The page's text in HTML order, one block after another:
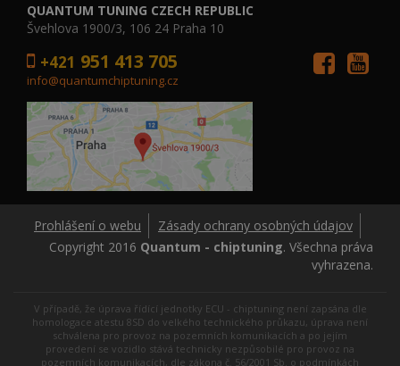
QUANTUM TUNING CZECH REPUBLIC
Švehlova 1900/3, 106 24 Praha 10
+421 951 413 705
info@quantumchiptuning.cz
Prohlášení o webu
Zásady ochrany osobných údajov
Copyright 2016 Quantum - chiptuning. Všechna práva
vyhrazena.
V případě, že úprava řídící jednotky ECU - chiptuning není zapsána dle
homologace atestu 8SD do velkého technického průkazu, úprava není
schválena pro provoz na pozemních komunikacích a po jejím
provedení se vozidlo stává technicky nezpůsobilé pro provoz na
pozemních komunikacích, dle zákona č. 56/2001 Sb. o podmínkách